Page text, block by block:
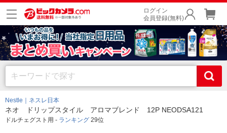
ログイン
会員登録(無料)
Nestle｜ネスレ日本
ネオ ドリップスタイル アロマブレンド 12P NEODSA121
ドルチェグスト用 - ランキング 29位